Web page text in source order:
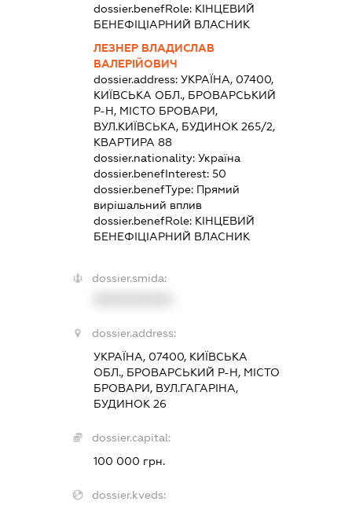
dossier.benefRole: КІНЦЕВИЙ
БЕНЕФІЦІАРНИЙ ВЛАСНИК
ЛЕЗНЕР ВЛАДИСЛАВ
ВАЛЕРІЙОВИЧ
dossier.address:УКРАЇНА, 07400,
КИЇВСЬКА ОБЛ., БРОВАРСЬКИЙ
Р-Н, МІСТО БРОВАРИ,
ВУЛ.КИЇВСЬКА, БУДИНОК 265/2,
КВАРТИРА 88
dossier.nationality:Україна
dossier.benefInterest:50
dossier.benefType: Прямий
вирішальний вплив
dossier.benefRole: КІНЦЕВИЙ
БЕНЕФІЦІАРНИЙ ВЛАСНИК
dossier.smida:
dossier.address:
УКРАЇНА, 07400, КИЇВСЬКА
ОБЛ., БРОВАРСЬКИЙ Р-Н, МІСТО
БРОВАРИ, ВУЛ.ГАГАРІНА,
БУДИНОК 26
dossier.capital:
100 000 грн.
dossier.kveds: